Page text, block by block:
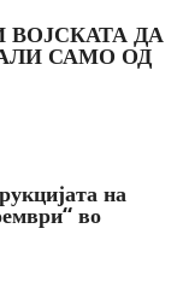
ДА
САМО ОД
на
во